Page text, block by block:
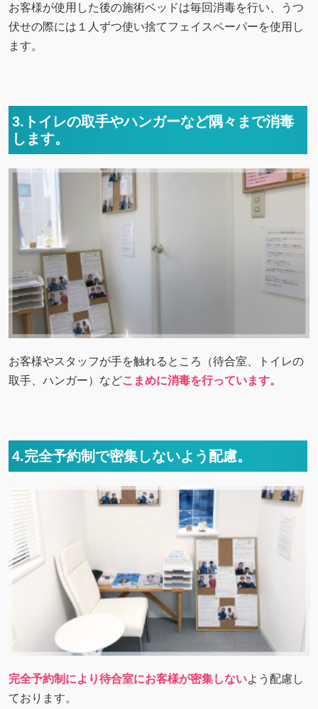
お客様が使用した後の施術ベッドは毎回消毒を行い、うつ
伏せの際には１人ずつ使い捨てフェイスペーパーを使用し
ます。
3.トイレの取手やハンガーなど隅々まで消毒
します。
お客様やスタッフが手を触れるところ（待合室、トイレの
取手、ハンガー）などこまめに消毒を行っています。
4.完全予約制で密集しないよう配慮。
完全予約制により待合室にお客様が密集しないよう配慮し
ております。